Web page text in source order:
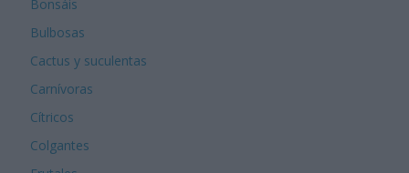
Bonsáis
Bulbosas
Cactus y suculentas
Carnívoras
Cítricos
Colgantes